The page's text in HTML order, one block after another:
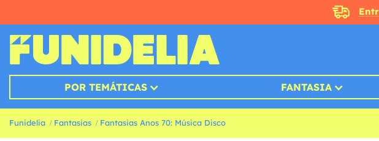
POR TEMÁTICAS FANTASIA
Funidelia Fantasias Fantasias Anos 70: Música Disco